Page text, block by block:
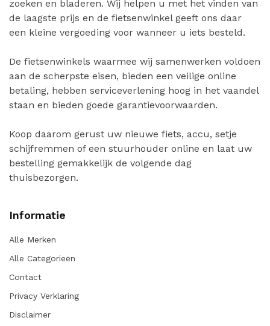
zoeken en bladeren. Wij helpen u met het vinden van
de laagste prijs en de fietsenwinkel geeft ons daar
een kleine vergoeding voor wanneer u iets besteld.
De fietsenwinkels waarmee wij samenwerken voldoen
aan de scherpste eisen, bieden een veilige online
betaling, hebben serviceverlening hoog in het vaandel
staan en bieden goede garantievoorwaarden.
Koop daarom gerust uw nieuwe fiets, accu, setje
schijfremmen of een stuurhouder online en laat uw
bestelling gemakkelijk de volgende dag
thuisbezorgen.
Informatie
Alle Merken
Alle Categorieën
Contact
Privacy Verklaring
Disclaimer